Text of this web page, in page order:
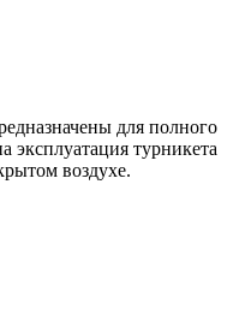
для полного
эксплуатация турникета
воздухе.